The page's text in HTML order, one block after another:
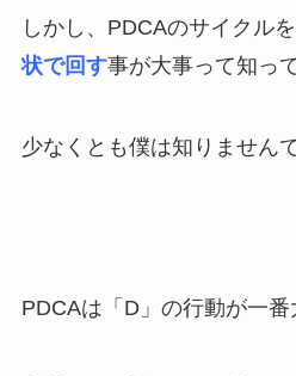
しかし、PDCAのサイクル
状で回す事が大事って知っ
少なくとも僕は知りません
PDCAは「D」の行動が一番